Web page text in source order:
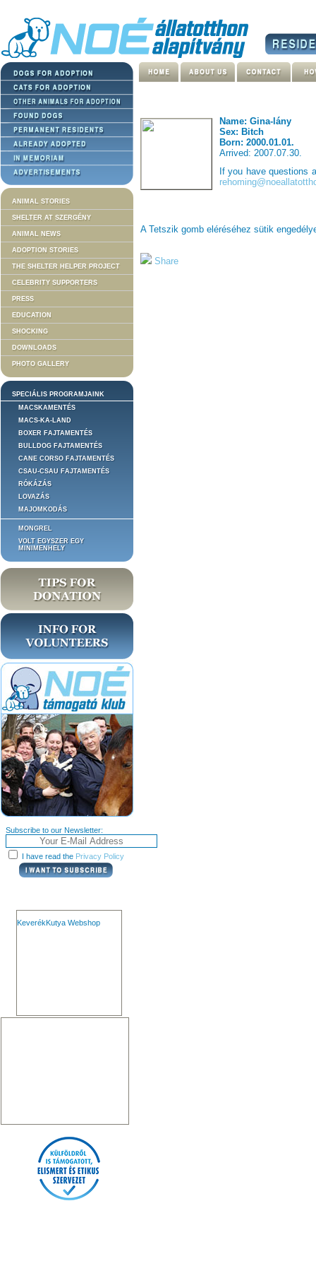
ANIMAL STORIES
SHELTER AT SZERGÉNY
ANIMAL NEWS
ADOPTION STORIES
THE SHELTER HELPER PROJECT
CELEBRITY SUPPORTERS
PRESS
EDUCATION
SHOCKING
DOWNLOADS
PHOTO GALLERY
SPECIÁLIS PROGRAMJAINK
MACSKAMENTÉS
MACS-KA-LAND
BOXER FAJTAMENTÉS
BULLDOG FAJTAMENTÉS
CANE CORSO FAJTAMENTÉS
CSAU-CSAU FAJTAMENTÉS
RÓKÁZÁS
LOVAZÁS
MAJOMKODÁS
MONGREL
VOLT EGYSZER EGY
MINIMENHELY
Subscribe to our Newsletter:
I have read the Privacy Policy
KeverékKutya Webshop
Name: Gina-lány
Sex: Bitch
Born: 2000.01.01.
Arrived: 2007.07.30.
If you have questions
A Tetszik gomb eléréséhez sütik
Share